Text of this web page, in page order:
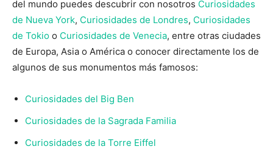
del mundo puedes descubrir con nosotros Curiosidades
de Nueva York, Curiosidades de Londres, Curiosidades
de Tokio o Curiosidades de Venecia, entre otras ciudades
de Europa, Asia o América o conocer directamente los de
algunos de sus monumentos más famosos:
Curiosidades del Big Ben
Curiosidades de la Sagrada Familia
Curiosidades de la Torre Eiffel